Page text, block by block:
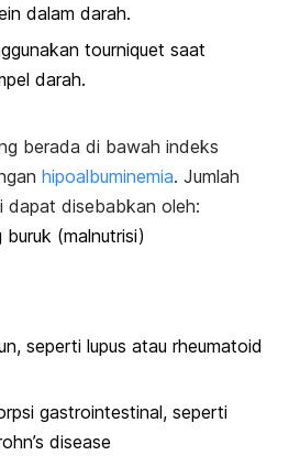
dalam darah.
tourniquet saat
darah.
berada di bawah indeks
hipoalbuminemia. Jumlah
dapat disebabkan oleh:
(malnutrisi)
seperti lupus atau rheumatoid
gastrointestinal, seperti
disease